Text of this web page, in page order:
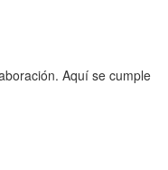
Aquí se cumple